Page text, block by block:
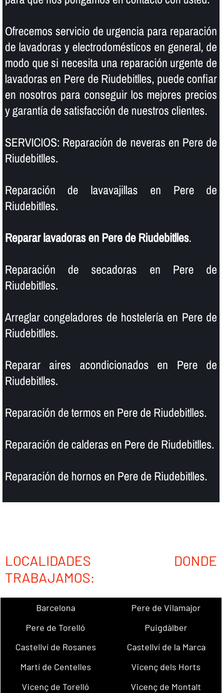
Ofrecemos servicio de urgencia para reparación
de lavadoras y electrodomésticos en general, de
modo que si necesita una reparación urgente de
lavadoras en Pere de Riudebitlles, puede confiar
en nosotros para conseguir los mejores precios
y garantí­a de satisfacción de nuestros clientes.
SERVICIOS: Reparación de neveras en Pere de
Riudebitlles.
Reparación de lavavajillas en Pere de
Riudebitlles.
Reparar lavadoras en Pere de Riudebitlles.
Reparación de secadoras en Pere de
Riudebitlles.
Arreglar congeladores de hostelerí­a en Pere de
Riudebitlles.
Reparar aires acondicionados en Pere de
Riudebitlles.
Reparación de termos en Pere de Riudebitlles.
Reparación de calderas en Pere de Riudebitlles.
Reparación de hornos en Pere de Riudebitlles.
LOCALIDADES DONDE
TRABAJAMOS:
Barcelona
Pere de Vilamajor
Pere de Torelló
Puigdàlber
Castellví de Rosanes
Castellví de la Marca
Martí de Centelles
Vicenç dels Horts
Vicenç de Torelló
Vicenç de Montalt